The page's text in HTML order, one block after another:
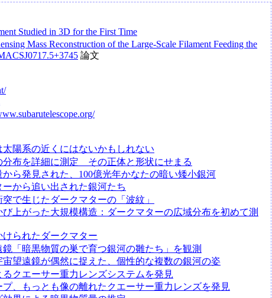
Studied in 3D for the First Time
Mass Reconstruction of the Large-Scale Filament Feeding the
論文
太陽系の近くにはないかもしれない
分布を詳細に測定 その正体と形状にせまる
から発見された、100億光年かなたの暗い矮小銀河
ーから追い出された銀河たち
で生じたダークマターの「波紋」
び上がった大規模構造：ダークマターの広域分布を初めて測
けられたダークマター
鏡「暗黒物質の巣で育つ銀河の雛たち」を観測
宙望遠鏡が偶然に捉えた、個性的な複数の銀河の姿
るクエーサー重力レンズシステムを発見
プ、もっとも像の離れたクエーサー重力レンズを発見